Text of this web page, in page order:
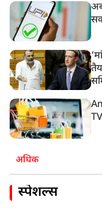
अधिक
स्पेशल्स